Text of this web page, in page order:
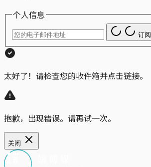
个人信息
订阅
太好了！请检查您的收件箱并点击链接。
抱歉，出现错误。请再试一次。
关闭